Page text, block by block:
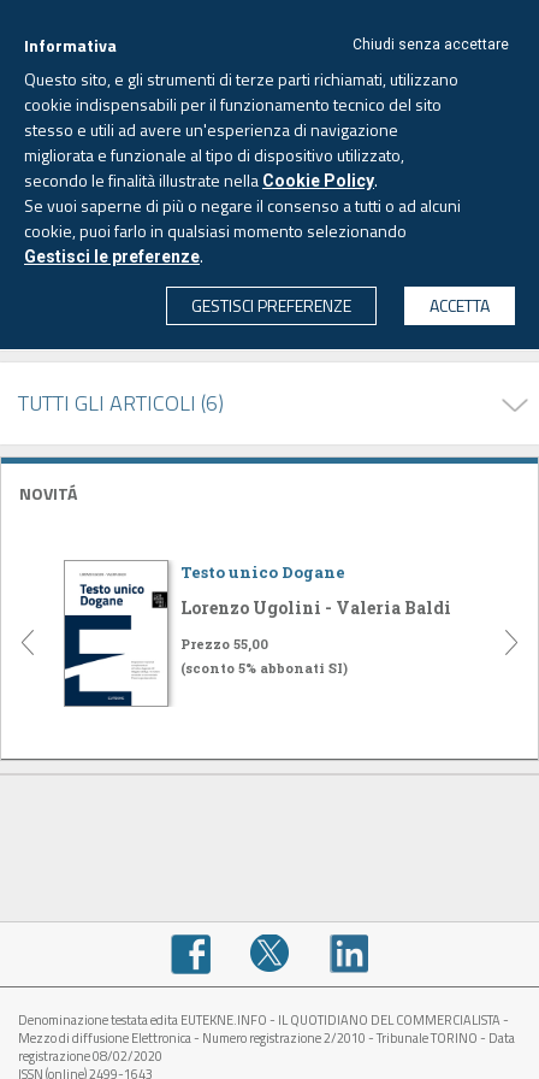
CERCA
Sabato, 8 agosto 2026 - Aggiornato alle 6.00
PAGINA AUTORE
Federico CIRAVEGNA
TUTTI GLI ARTICOLI (6)
NOVITÁ
Testo unico Dogane
Lorenzo Ugolini - Valeria Baldi
Prezzo 55,00
(sconto 5% abbonati SI)
Denominazione testata edita EUTEKNE.INFO - IL QUOTIDIANO DEL COMMERCIALISTA -
Mezzo di diffusione Elettronica - Numero registrazione 2/2010 - Tribunale TORINO - Data
registrazione 08/02/2020
ISSN (online) 2499-1643
Chiudi senza accettare
Informativa
Questo sito, e gli strumenti di terze parti richiamati, utilizzano
cookie indispensabili per il funzionamento tecnico del sito
stesso e utili ad avere un'esperienza di navigazione
migliorata e funzionale al tipo di dispositivo utilizzato,
secondo le finalità illustrate nella Cookie Policy.
Se vuoi saperne di più o negare il consenso a tutti o ad alcuni
cookie, puoi farlo in qualsiasi momento selezionando
Gestisci le preferenze.
GESTISCI PREFERENZE
ACCETTA